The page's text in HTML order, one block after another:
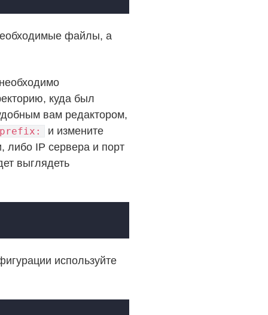
файлы, а
куда был
вам редактором,
и измените
либо IP сервера и порт
выглядеть
используйте